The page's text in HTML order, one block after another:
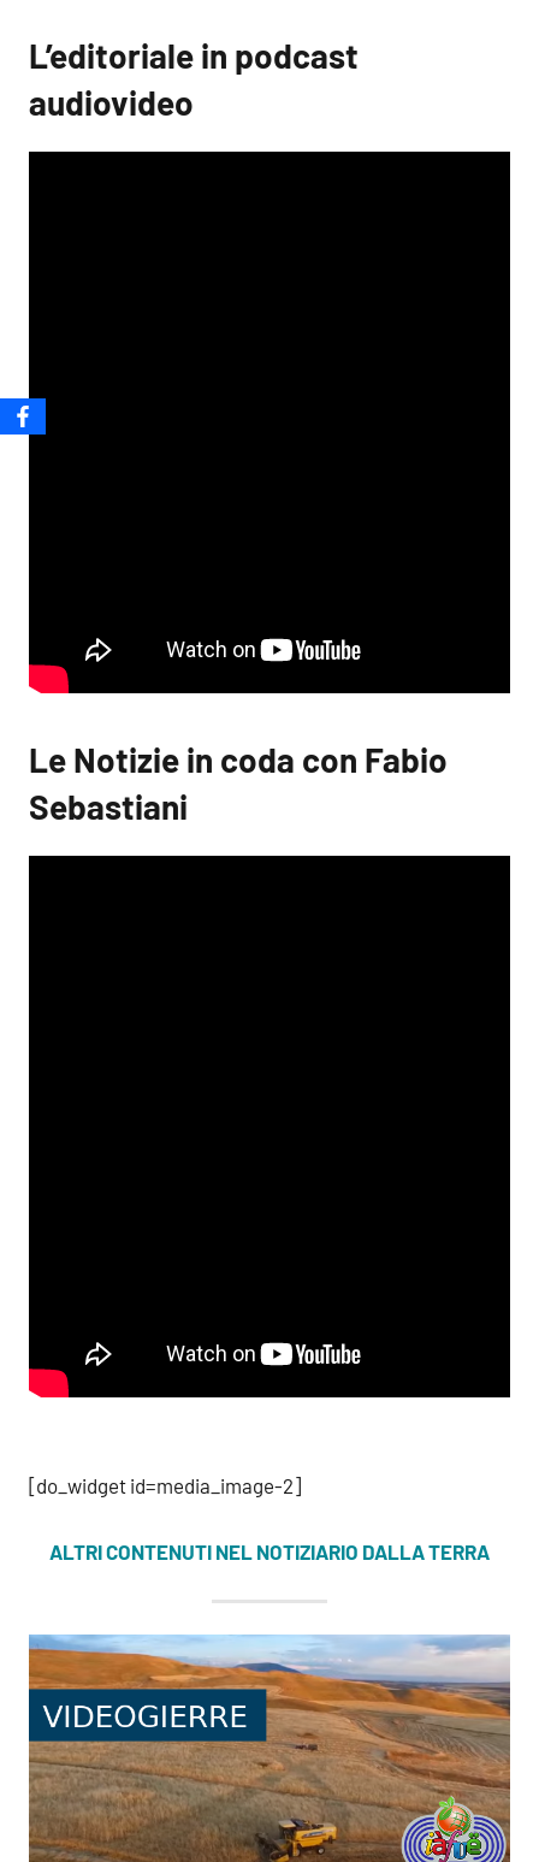
L’editoriale in podcast
audiovideo
Le Notizie in coda con Fabio
Sebastiani
[do_widget id=media_image-2]
ALTRI CONTENUTI NEL NOTIZIARIO DALLA TERRA